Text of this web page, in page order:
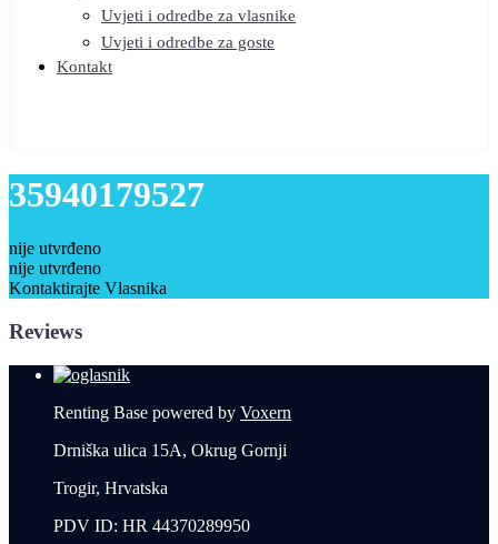
Uvjeti i odredbe za vlasnike
Uvjeti i odredbe za goste
Kontakt
35940179527
nije utvrđeno
nije utvrđeno
Kontaktirajte Vlasnika
Reviews
Renting Base powered by Voxern
Drniška ulica 15A, Okrug Gornji
Trogir, Hrvatska
PDV ID: HR 44370289950